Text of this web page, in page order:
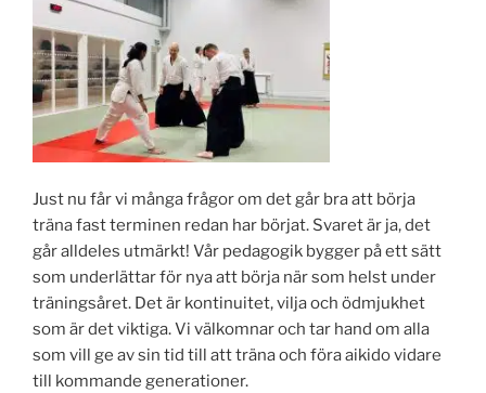
Just nu får vi många frågor om det går bra att börja
träna fast terminen redan har börjat. Svaret är ja, det
går alldeles utmärkt! Vår pedagogik bygger på ett sätt
som underlättar för nya att börja när som helst under
träningsåret. Det är kontinuitet, vilja och ödmjukhet
som är det viktiga. Vi välkomnar och tar hand om alla
som vill ge av sin tid till att träna och föra aikido vidare
till kommande generationer.